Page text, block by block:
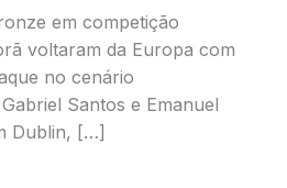
em competição
voltaram da Europa com
no cenário
Santos e Emanuel
Dublin, […]